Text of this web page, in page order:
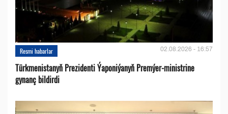
Resmi habarlar 02.08.2026 - 16:57
Türkmenistanyň Prezidenti Ýaponiýanyň Premýer-ministrine
gynanç bildirdi